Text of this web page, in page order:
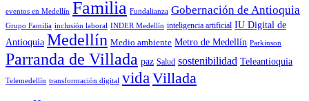
eventos en Medellín Familia Fundalianza Gobernación de Antioquia
Grupo Familia inclusión laboral INDER Medellín inteligencia artificial IU Digital de
Antioquia Medellín Medio ambiente Metro de Medellín Parkinson
Parranda de Villada paz Salud sostenibilidad Teleantioquia
Telemedellín transformación digital vida Villada